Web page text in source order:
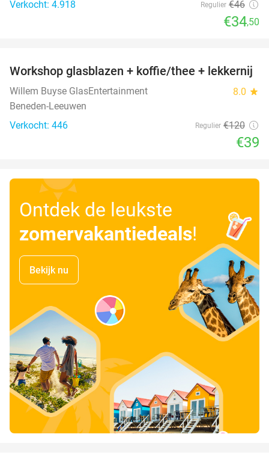
Verkocht: 4.918
Regulier €46
€34,50
68%
Workshop glasblazen + koffie/thee + lekkernij
Willem Buyse GlasEntertainment 8.0 star
Beneden-Leeuwen
Verkocht: 446
Regulier €120
€39
Ontdek de leukste
zomervakantiedeals!
Bekijk nu